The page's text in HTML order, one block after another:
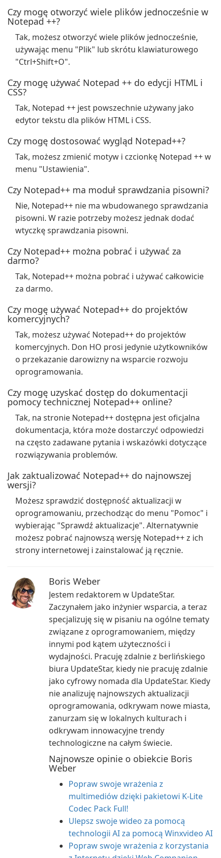
Czy mogę otworzyć wiele plików jednocześnie w
Notepad ++?
Tak, możesz otworzyć wiele plików jednocześnie,
używając menu "Plik" lub skrótu klawiaturowego
"Ctrl+Shift+O".
Czy mogę używać Notepad ++ do edycji HTML i
CSS?
Tak, Notepad ++ jest powszechnie używany jako
edytor tekstu dla plików HTML i CSS.
Czy mogę dostosować wygląd Notepad++?
Tak, możesz zmienić motyw i czcionkę Notepad ++ w
menu "Ustawienia".
Czy Notepad++ ma moduł sprawdzania pisowni?
Nie, Notepad++ nie ma wbudowanego sprawdzania
pisowni. W razie potrzeby możesz jednak dodać
wtyczkę sprawdzania pisowni.
Czy Notepad++ można pobrać i używać za
darmo?
Tak, Notepad++ można pobrać i używać całkowicie
za darmo.
Czy mogę używać Notepad++ do projektów
komercyjnych?
Tak, możesz używać Notepad++ do projektów
komercyjnych. Don HO prosi jedynie użytkowników
o przekazanie darowizny na wsparcie rozwoju
oprogramowania.
Czy mogę uzyskać dostęp do dokumentacji
pomocy technicznej Notepad++ online?
Tak, na stronie Notepad++ dostępna jest oficjalna
dokumentacja, która może dostarczyć odpowiedzi
na często zadawane pytania i wskazówki dotyczące
rozwiązywania problemów.
Jak zaktualizować Notepad++ do najnowszej
wersji?
Możesz sprawdzić dostępność aktualizacji w
oprogramowaniu, przechodząc do menu "Pomoc" i
wybierając "Sprawdź aktualizacje". Alternatywnie
możesz pobrać najnowszą wersję Notepad++ z ich
strony internetowej i zainstalować ją ręcznie.
Boris Weber
Jestem redaktorem w UpdateStar.
Zaczynałem jako inżynier wsparcia, a teraz
specjalizuję się w pisaniu na ogólne tematy
związane z oprogramowaniem, między
innymi pod kątem użyteczności i
wydajności. Pracuję zdalnie z berlińskiego
biura UpdateStar, kiedy nie pracuję zdalnie
jako cyfrowy nomada dla UpdateStar. Kiedy
nie analizuję najnowszych aktualizacji
oprogramowania, odkrywam nowe miasta,
zanurzam się w lokalnych kulturach i
odkrywam innowacyjne trendy
technologiczne na całym świecie.
Najnowsze opinie o obiekcie Boris
Weber
Popraw swoje wrażenia z
multimediów dzięki pakietowi K-Lite
Codec Pack Full!
Ulepsz swoje wideo za pomocą
technologii AI za pomocą Winxvideo AI
Popraw swoje wrażenia z korzystania